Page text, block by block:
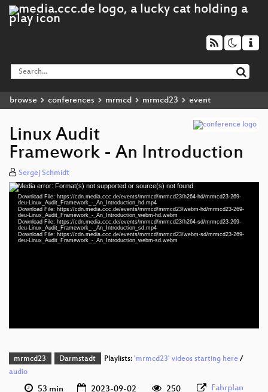
browse conferences mrmcd mrmcd23 event
Linux Audit
Framework - An Introduction
Sergej Schmidt
Video
Player
Media error: Format(s) not supported or source(s) not found
Download File: https://cdn.media.ccc.de/events/mrmcd/mrmcd23/h264-hd/mrmcd23-269-
deu-Linux_Audit_Framework_-_An_Introduction_hd.mp4
Download File: https://cdn.media.ccc.de/events/mrmcd/mrmcd23/webm-hd/mrmcd23-269-
deu-Linux_Audit_Framework_-_An_Introduction_webm-hd.webm
Download File: https://cdn.media.ccc.de/events/mrmcd/mrmcd23/h264-sd/mrmcd23-269-
deu-Linux_Audit_Framework_-_An_Introduction_sd.mp4
Download File: https://cdn.media.ccc.de/events/mrmcd/mrmcd23/webm-sd/mrmcd23-269-
deu-Linux_Audit_Framework_-_An_Introduction_webm-sd.webmdeu 1080p (mp4)
mrmcd23 Darmstadt Playlists: 'mrmcd23' videos starting here/
audio
53 min 2023-09-02 250 Fahrplan